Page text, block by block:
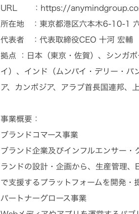
URL ： https://
所在地 ：東京都港区六本木6-10-1
代表者 ：代表取締役CEO 十河 宏輔
拠点 ：日本（東京・佐賀）、シンガ
イ）、インド（ムンバイ・デリー・バ
ア、カンボジア、アラブ首長国連邦、
事業概要：
​​ブランドコマース事業
ブランド企業及びインフルエンサー
ランドの設計・企画から、生産管理
で支援するプラットフォームを開発・
パートナーグロース事業